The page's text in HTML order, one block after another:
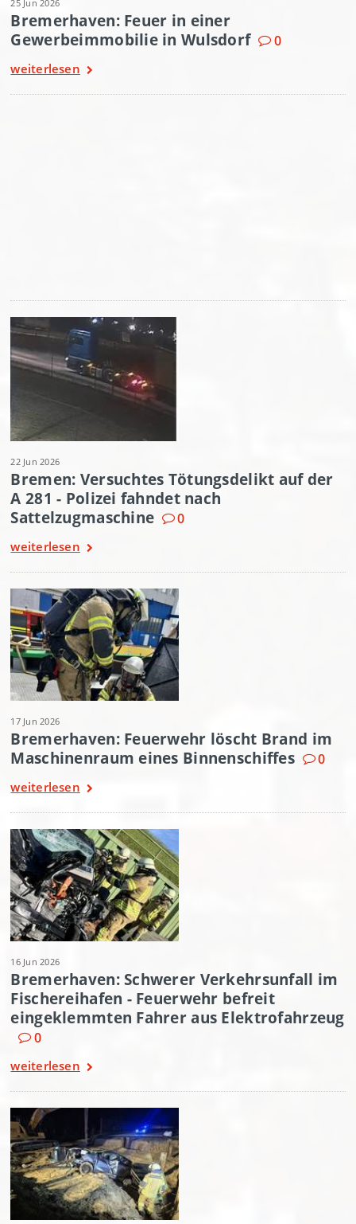
25 Jun 2026
Bremerhaven: Feuer in einer
Gewerbeimmobilie in Wulsdorf
0
weiterlesen
22 Jun 2026
Bremen: Versuchtes Tötungsdelikt auf der
A 281 - Polizei fahndet nach
Sattelzugmaschine
0
weiterlesen
17 Jun 2026
Bremerhaven: Feuerwehr löscht Brand im
Maschinenraum eines Binnenschiffes
0
weiterlesen
16 Jun 2026
Bremerhaven: Schwerer Verkehrsunfall im
Fischereihafen - Feuerwehr befreit
eingeklemmten Fahrer aus Elektrofahrzeug
0
weiterlesen